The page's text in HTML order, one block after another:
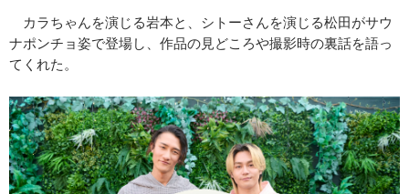
カラちゃんを演じる岩本と、シトーさんを演じる松田がサウ
ナポンチョ姿で登場し、作品の見どころや撮影時の裏話を語っ
てくれた。